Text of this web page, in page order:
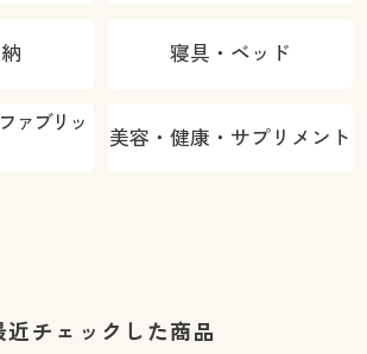
寝具・ベッド
ァブリッ
美容・健康・サプリメント
近チェックした商品